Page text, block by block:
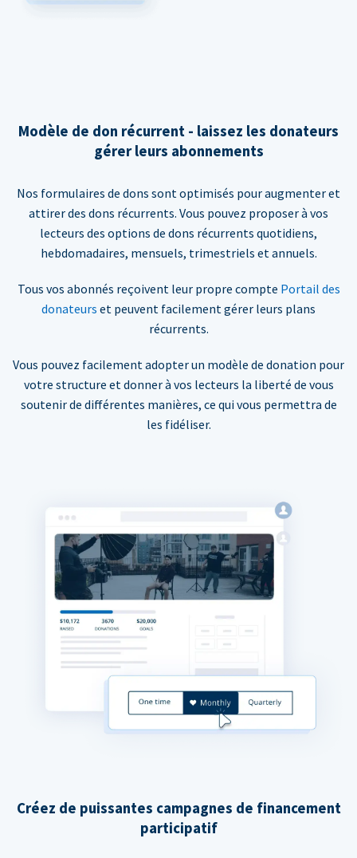
Modèle de don récurrent - laissez les donateurs
gérer leurs abonnements
Nos formulaires de dons sont optimisés pour augmenter et
attirer des dons récurrents. Vous pouvez proposer à vos
lecteurs des options de dons récurrents quotidiens,
hebdomadaires, mensuels, trimestriels et annuels.
Tous vos abonnés reçoivent leur propre compte Portail des
donateurs et peuvent facilement gérer leurs plans
récurrents.
Vous pouvez facilement adopter un modèle de donation pour
votre structure et donner à vos lecteurs la liberté de vous
soutenir de différentes manières, ce qui vous permettra de
les fidéliser.
Créez de puissantes campagnes de financement
participatif